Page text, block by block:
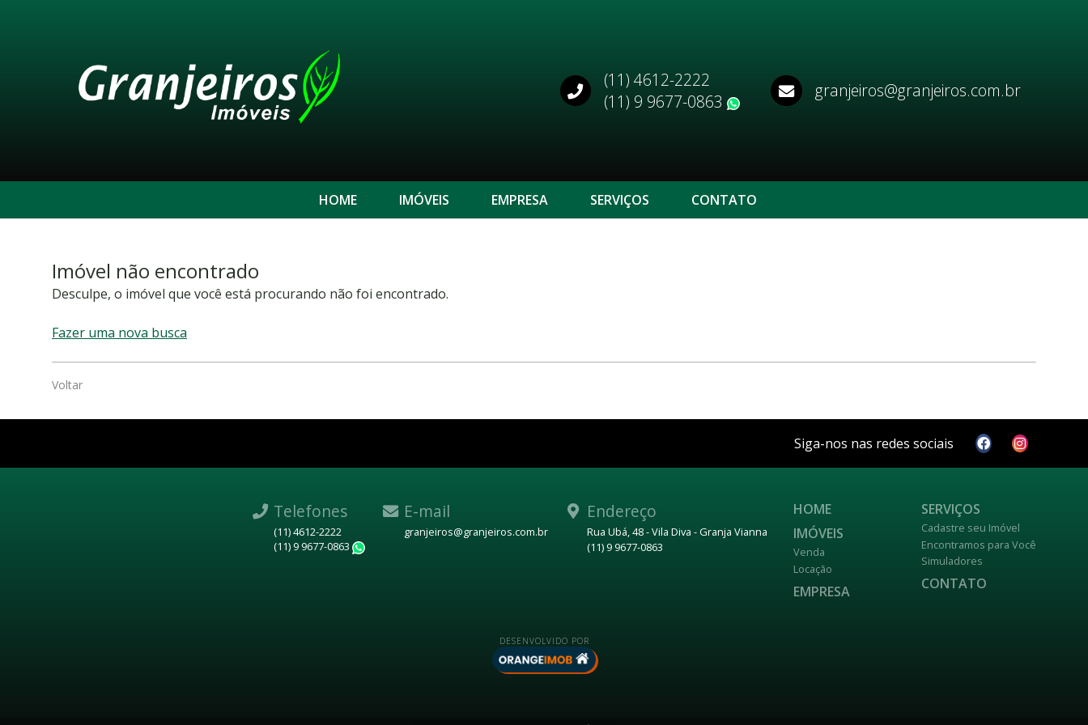
(11) 4612-2222
(11) 9 9677-0863
WhatsApp
granjeiros@granjeiros.com.br
HOME IMÓVEIS EMPRESA SERVIÇOS CONTATO
Imóvel não encontrado
Desculpe, o imóvel que você está procurando não foi encontrado.
Fazer uma nova busca
Voltar
Siga-nos nas redes sociais
Telefones
(11) 4612-2222
(11) 9 9677-0863
E-mail
granjeiros@granjeiros.com.br
Endereço
Rua Ubá, 48 - Vila Diva - Granja Vianna
(11) 9 9677-0863
HOME
IMÓVEIS
Venda
Locação
EMPRESA
SERVIÇOS
Cadastre seu Imóvel
Encontramos para Você
Simuladores
CONTATO
DESENVOLVIDO POR